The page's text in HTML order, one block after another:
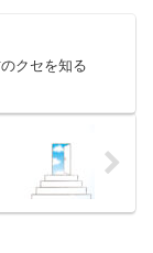
クセを知る